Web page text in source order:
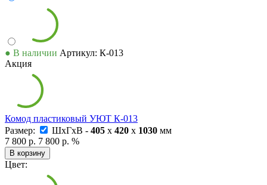
● В наличии Артикул: К-013
Акция
Комод пластиковый УЮТ К-013
Размер:
ШxГxВ - 405 x 420 x 1030 мм
7 800 р. 7 800 р. %
В корзину
Цвет: